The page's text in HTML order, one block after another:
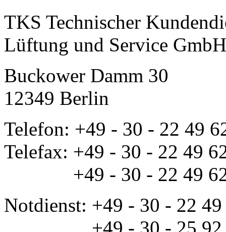
TKS Technischer
Lüftung und Service GmbH
Buckower Damm 30
12349 Berlin
Telefon: +49 - 30 - 22 49
Telefax: +49 - 30 - 22 49
+49 - 30 - 22 49
Notdienst: +49 - 30 - 22
+49 - 30 - 25